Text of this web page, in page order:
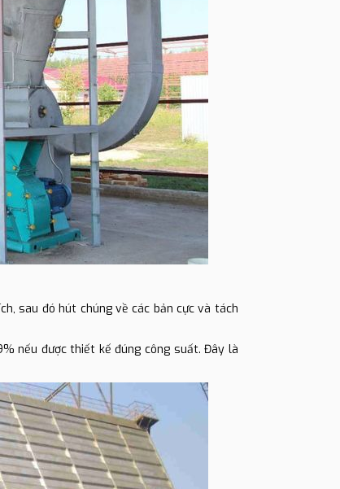
sau đó hút chúng về các bản cực và tách
nếu được thiết kế đúng công suất. Đây là